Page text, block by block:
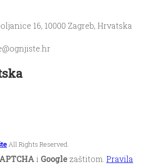
16, 10000 Zagreb, Hrvatska
All Rights Reserved.
i Google zaštitom. Pravila